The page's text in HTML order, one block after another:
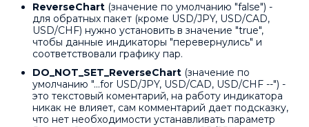
ReverseChart (значение по умолчанию "false") -
для обратных пакет (кроме USD/JPY, USD/CAD,
USD/CHF) нужно установить в значение "true",
чтобы данные индикаторы "перевернулись" и
соответствовали графику пар.
DO_NOT_SET_ReverseChart (значение по
умолчанию "...for USD/JPY, USD/CAD, USD/CHF --") -
это текстовый коментарий, на работу индикатора
никак не влияет, сам комментарий дает подсказку,
что нет необходимости устанавливать параметр